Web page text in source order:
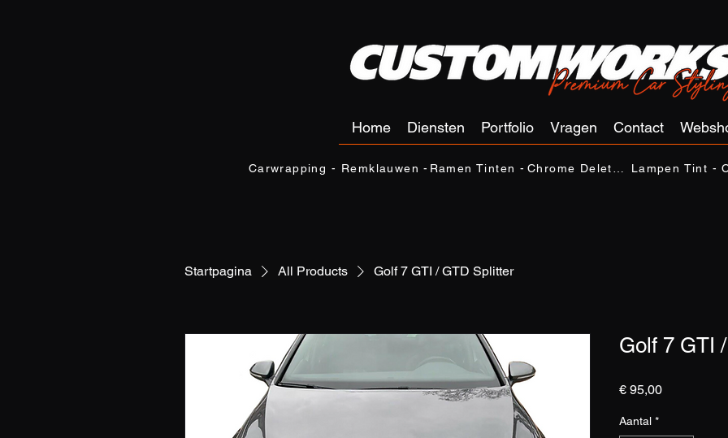
Home Diensten Portfolio Vragen Contact
Carwrapping - Remklauwen - Ramen Tinten - Lampen Tint -
Startpagina All Products Golf 7 GTI / GTD Splitter
Golf 7 GTI
€ 95,00Prijs
Aantal *